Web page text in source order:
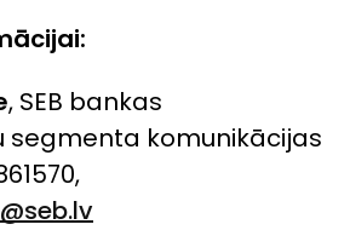
, SEB bankas
segmenta komunikācijas